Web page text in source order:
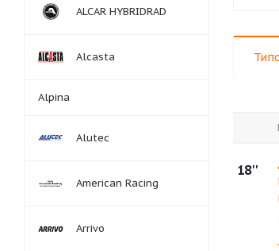
18''
ALCAR HYBRIDRAD
Alcasta
Alpina
Alutec
American Racing
Arrivo